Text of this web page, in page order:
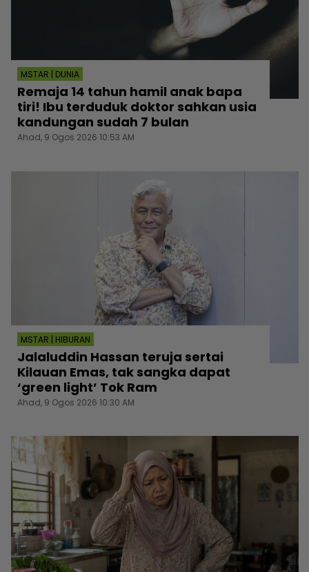
MSTAR | DUNIA
Remaja 14 tahun hamil anak bapa
tiri! Ibu terduduk doktor sahkan usia
kandungan sudah 7 bulan
Ahad, 9 Ogos 2026 10:53 AM
MSTAR | HIBURAN
Jalaluddin Hassan teruja sertai
Kilauan Emas, tak sangka dapat
‘green light’ Tok Ram
Ahad, 9 Ogos 2026 10:30 AM